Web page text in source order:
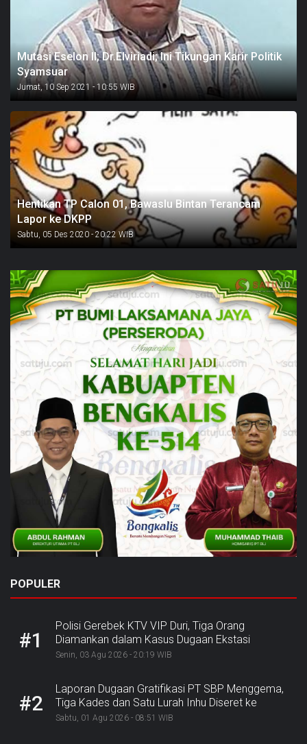
Mutasi Eselon II; Dr.Elviriadi; Ini Tikungan Karir Politik
Syamsuar
Jumat, 10 Sep 2021 - 10:55 WIB
Hentikan TP Calon 01, Bawaslu Bintan Terancam
Lapor ke DKPP
Sabtu, 05 Des 2020 - 20:22 WIB
POPULER
#1
Polisi Gerebek KTV VIP Duri, Tiga Orang
Diamankan dalam Kasus Dugaan Ekstasi
Senin, 03 Agu 2026 - 20:19 WIB
#2
Laporan Dugaan Gratifikasi PT SBP Menggema,
Tiga Kades dan Satu Lurah Inhu Diseret ke
Kejaksaan
Sabtu, 01 Agu 2026 - 08:51 WIB